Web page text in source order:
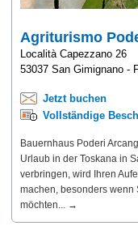
Agriturismo
Località Capezzano 26
53037 San Gimignano -
Jetzt buchen
Vollständige
Bauernhaus Poderi
Urlaub in der Toskana in
verbringen, wird Ihren
machen, besonders wenn
möchten... →